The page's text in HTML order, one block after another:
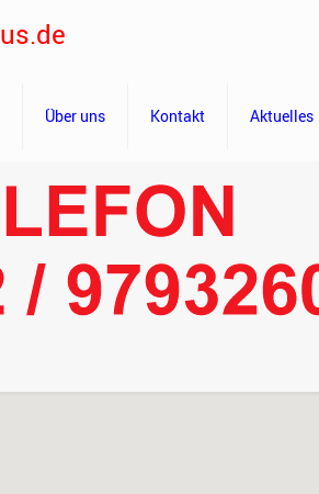
Über uns Kontakt Aktuelles